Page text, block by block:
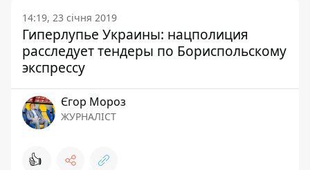
14:19, 23 січня 2019
Гиперлупье Украины: нацполиция
расследует тендеры по Бориспольскому
экспрессу
Єгор Мороз
ЖУРНАЛІСТ
👍